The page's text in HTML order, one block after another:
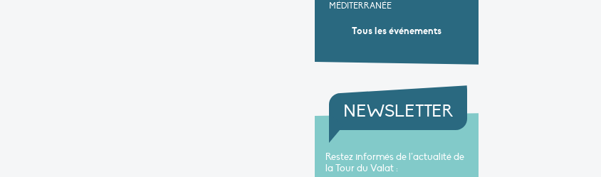
MÉDITERRANÉE
Tous les événements
NEWSLETTER
Restez informés de l’actualité de
la Tour du Valat :